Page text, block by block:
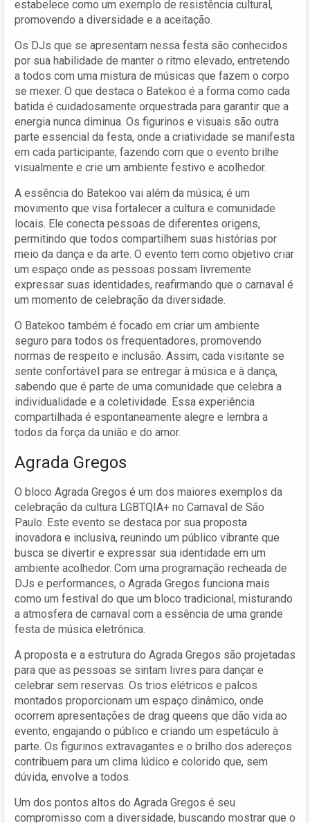
estabelece como um exemplo de resistência cultural,
promovendo a diversidade e a aceitação.
Os DJs que se apresentam nessa festa são conhecidos
por sua habilidade de manter o ritmo elevado, entretendo
a todos com uma mistura de músicas que fazem o corpo
se mexer. O que destaca o Batekoo é a forma como cada
batida é cuidadosamente orquestrada para garantir que a
energia nunca diminua. Os figurinos e visuais são outra
parte essencial da festa, onde a criatividade se manifesta
em cada participante, fazendo com que o evento brilhe
visualmente e crie um ambiente festivo e acolhedor.
A essência do Batekoo vai além da música; é um
movimento que visa fortalecer a cultura e comunidade
locais. Ele conecta pessoas de diferentes origens,
permitindo que todos compartilhem suas histórias por
meio da dança e da arte. O evento tem como objetivo criar
um espaço onde as pessoas possam livremente
expressar suas identidades, reafirmando que o carnaval é
um momento de celebração da diversidade.
O Batekoo também é focado em criar um ambiente
seguro para todos os frequentadores, promovendo
normas de respeito e inclusão. Assim, cada visitante se
sente confortável para se entregar à música e à dança,
sabendo que é parte de uma comunidade que celebra a
individualidade e a coletividade. Essa experiência
compartilhada é espontaneamente alegre e lembra a
todos da força da união e do amor.
Agrada Gregos
O bloco Agrada Gregos é um dos maiores exemplos da
celebração da cultura LGBTQIA+ no Carnaval de São
Paulo. Este evento se destaca por sua proposta
inovadora e inclusiva, reunindo um público vibrante que
busca se divertir e expressar sua identidade em um
ambiente acolhedor. Com uma programação recheada de
DJs e performances, o Agrada Gregos funciona mais
como um festival do que um bloco tradicional, misturando
a atmosfera de carnaval com a essência de uma grande
festa de música eletrônica.
A proposta e a estrutura do Agrada Gregos são projetadas
para que as pessoas se sintam livres para dançar e
celebrar sem reservas. Os trios elétricos e palcos
montados proporcionam um espaço dinâmico, onde
ocorrem apresentações de drag queens que dão vida ao
evento, engajando o público e criando um espetáculo à
parte. Os figurinos extravagantes e o brilho dos adereços
contribuem para um clima lúdico e colorido que, sem
dúvida, envolve a todos.
Um dos pontos altos do Agrada Gregos é seu
compromisso com a diversidade, buscando mostrar que o